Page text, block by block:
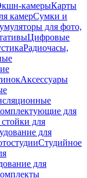
камерыКарты
камерСумки и
для фото,
Цифровые
Радиочасы,
Аксессуары
для
для
для
Студийное
для